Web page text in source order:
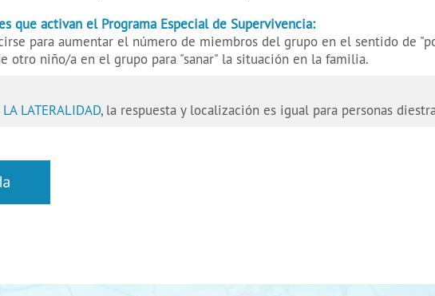
que activan el Programa Especial de Supervivencia:
para aumentar el número de miembros del grupo en el sentido de
otro niño/a en el grupo para "sanar" la situación en la familia.
LA LATERALIDAD, la respuesta y localización es igual para personas